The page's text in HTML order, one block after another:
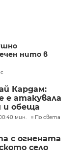
нито в
Кардам:
е атакувала
и обеща
мин. По света
с огнената
село